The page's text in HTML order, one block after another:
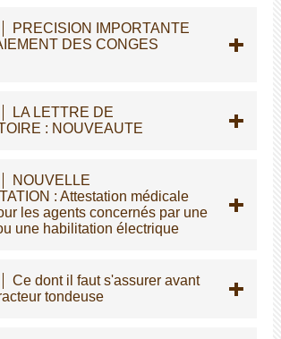
PRECISION IMPORTANTE
DES CONGES
LA LETTRE DE
: NOUVEAUTE
NOUVELLE
: Attestation médicale
les agents concernés par une
une habilitation électrique
Ce dont il faut s'assurer avant
tondeuse